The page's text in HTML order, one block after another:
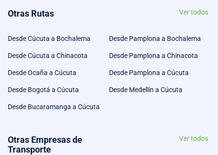
Otras Rutas Ver todos
Desde Cúcuta a Bochalema Desde Pamplona a Bochalema
Desde Cúcuta a Chinacota Desde Pamplona a Chinacota
Desde Ocaña a Cúcuta Desde Pamplona a Cúcuta
Desde Bogotá a Cúcuta Desde Medellín a Cúcuta
Desde Bucaramanga a Cúcuta
Otras Empresas de
Transporte
Ver todos